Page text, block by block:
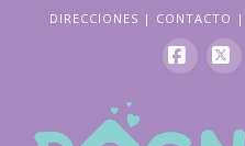
DIRECCIONES | CONTACTO |